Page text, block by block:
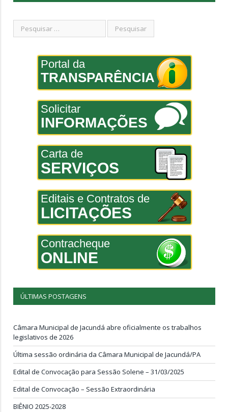
Portal da
TRANSPARÊNCIA
Solicitar
INFORMAÇÕES
Carta de
SERVIÇOS
Editais e Contratos de
LICITAÇÕES
Contracheque
ONLINE
ÚLTIMAS POSTAGENS
Câmara Municipal de Jacundá abre oficialmente os trabalhos
legislativos de 2026
Última sessão ordinária da Câmara Municipal de Jacundá/PA
Edital de Convocação para Sessão Solene – 31/03/2025
Edital de Convocação – Sessão Extraordinária
BIÊNIO 2025-2028